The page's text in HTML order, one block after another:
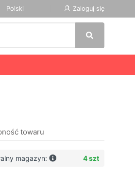
Polski Zaloguj się
towaru
magazyn: 4 szt